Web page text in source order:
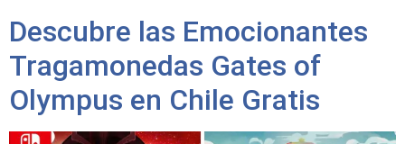
Descubre las Emocionantes
Tragamonedas Gates of
Olympus en Chile Gratis